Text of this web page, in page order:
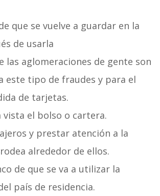
que se vuelve a guardar en la
de usarla
las aglomeraciones de gente son
este tipo de fraudes y para el
de tarjetas.
vista el bolso o cartera.
y prestar atención a la
alrededor de ellos.
de que se va a utilizar la
país de residencia.